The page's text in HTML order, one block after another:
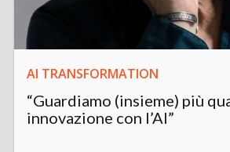
AI TRANSFORMATION
“Guardiamo (insieme) più
innovazione con l’AI”